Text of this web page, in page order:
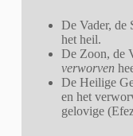
De Vader, de
het heil.
De Zoon, de
verworven
De Heilige
en het
gelovige